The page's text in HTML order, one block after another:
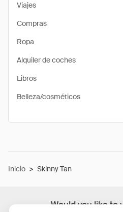
Would you like to
Viajes
Compras
Ropa
Alquiler de coches
Libros
Belleza/cosméticos
Inicio > Skinny Tan